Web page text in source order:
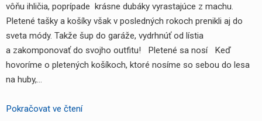
vôňu ihličia, poprípade krásne dubáky vyrastajúce z machu.
Pletené tašky a košíky však v posledných rokoch prenikli aj do
sveta módy. Takže šup do garáže, vydrhnúť od lístia
a zakomponovať do svojho outfitu! Pletené sa nosí Keď
hovoríme o pletených košíkoch, ktoré nosíme so sebou do lesa
na huby,…
Pokračovat ve čteníPletený